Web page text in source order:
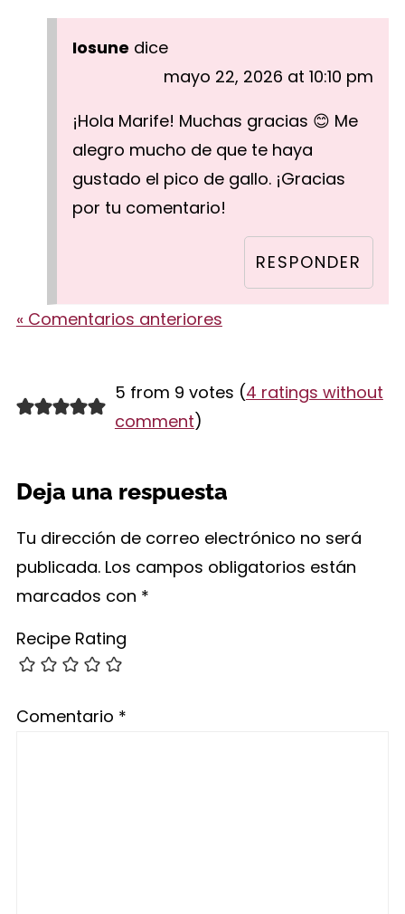
Iosune dice
mayo 22, 2026 at 10:10 pm
¡Hola Marife! Muchas gracias 😊 Me
alegro mucho de que te haya
gustado el pico de gallo. ¡Gracias
por tu comentario!
RESPONDER
« Comentarios anteriores
5 from 9 votes (4 ratings without
comment)
Deja una respuesta
Tu dirección de correo electrónico no será
publicada. Los campos obligatorios están
marcados con *
Recipe Rating
Comentario *